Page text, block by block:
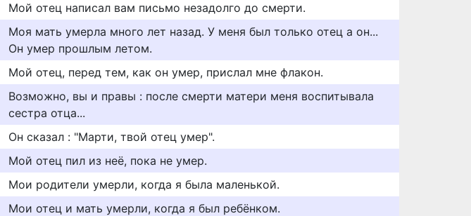
Мой отец написал вам письмо незадолго до смерти.
Моя мать умерла много лет назад. У меня был только отец а он...
Он умер прошлым летом.
Мой отец, перед тем, как он умер, прислал мне флакон.
Возможно, вы и правы : после смерти матери меня воспитывала
сестра отца...
Он сказал : "Марти, твой отец умер".
Мой отец пил из неё, пока не умер.
Мои родители умерли, когда я была маленькой.
Мои отец и мать умерли, когда я был ребёнком.